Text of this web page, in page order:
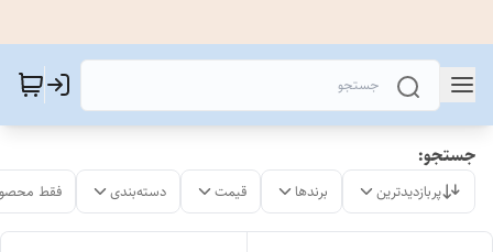
جستجو:
پربازدیدترین برندها قیمت دسته‌بندی فقط